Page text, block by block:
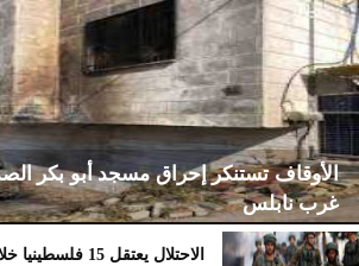
الأوقاف تستنكر إحراق مسجد أبو بكر
غرب نابلس
الاحتلال يعتقل 15